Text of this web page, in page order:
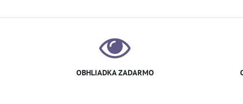
OBHLIADKA ZADARMO